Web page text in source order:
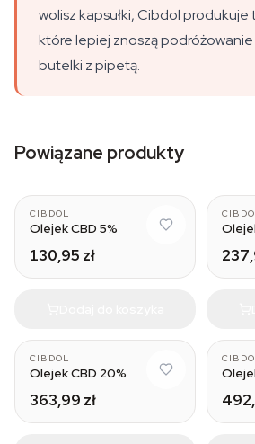
wolisz kapsułki, Cibdol
które lepiej znoszą podróżowanie
butelki z pipetą.
Powiązane produkty
CIBDOL
Olejek CBD 5%
130,95 zł
CIBDOL
Olejek CBD 20%
363,99 zł